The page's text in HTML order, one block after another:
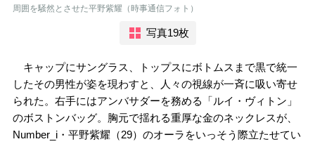
周囲を騒然とさせた平野紫耀（時事通信フォト）
写真19枚
キャップにサングラス、トップスにボトムスまで黒で統一
したその男性が姿を現わすと、人々の視線が一斉に吸い寄せ
られた。右手にはアンバサダーを務める「ルイ・ヴィトン」
のボストンバッグ。胸元で揺れる重厚な金のネックレスが、
Number_i・平野紫耀（29）のオーラをいっそう際立たせてい